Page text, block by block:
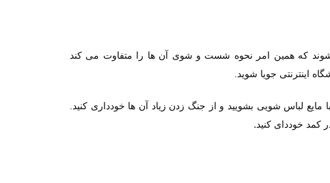
که همین امر نحوه شست و شوی آن ها را متفاوت می کند
اینترنتی جویا شوید.
لباس شویی بشویید و از جنگ زدن زیاد آن ها خودداری کنید.
کمد خوددای کنید.